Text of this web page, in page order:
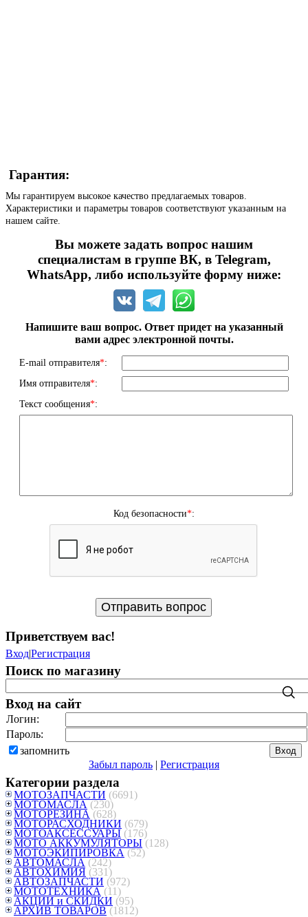
Гарантия:
Мы гарантируем высокое качество предлагаемых товаров.
Характеристики и параметры товаров соответствуют указанным на
нашем сайте.
Вы можете задать вопрос нашим
специалистам в группе ВК, в Telegram,
WhatsApp, либо используйте форму ниже:
Напишите ваш вопрос. Ответ придет на указанный
вами адрес электронной почты.
E-mail отправителя*:
Имя отправителя*:
Текст сообщения*:
Код безопасности*:
Приветствуем вас!
Вход|Регистрация
Поиск по магазину
Вход на сайт
Логин:
Пароль:
запомнить
Забыл пароль | Регистрация
Категории раздела
МОТОЗАПЧАСТИ (6691)
МОТОМАСЛА (230)
МОТОРЕЗИНА (628)
МОТОРАСХОДНИКИ (679)
МОТОАКСЕССУАРЫ (176)
МОТО АККУМУЛЯТОРЫ (128)
МОТОЭКИПИРОВКА (52)
АВТОМАСЛА (242)
АВТОХИМИЯ (331)
АВТОЗАПЧАСТИ (972)
МОТОТЕХНИКА (11)
АКЦИИ и СКИДКИ (95)
АРХИВ ТОВАРОВ (1812)